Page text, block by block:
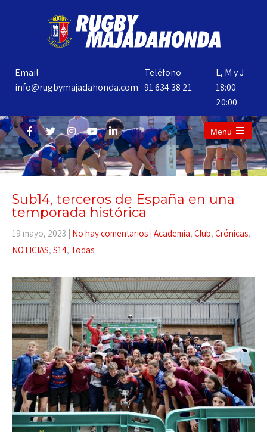
Email
info@rugbymajadahonda.com
Teléfono
91 634 38 21
L, M y J
18:00 -
20:00
Menu
Sub14, terceros de España en una
temporada histórica
19 mayo, 2023 | No hay comentarios | Academia, Club, Crónicas,
NOTICIAS, S14, Todas